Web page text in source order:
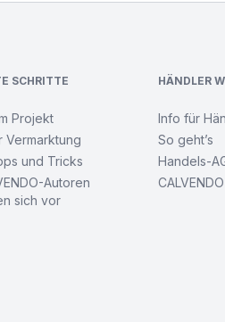
SCHRITTE
Projekt
Vermarktung
und Tricks
Autoren
sich vor
HÄNDLER
Info für
So geht’s
Handels-